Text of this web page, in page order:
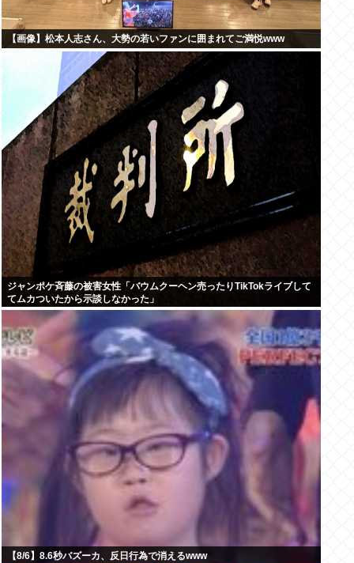
【画像】松本人志さん、大勢の若いファンに囲まれてご満悦www
ジャンポケ斉藤の被害女性「バウムクーヘン売ったりTikTokライブして
てムカついたから示談しなかった」
【8/6】8.6秒バズーカ、反日行為で消えるwww